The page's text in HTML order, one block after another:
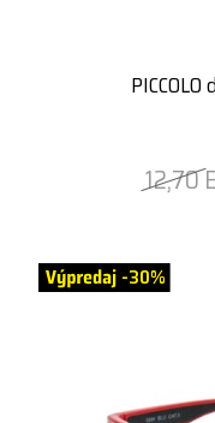
12,70
-30%